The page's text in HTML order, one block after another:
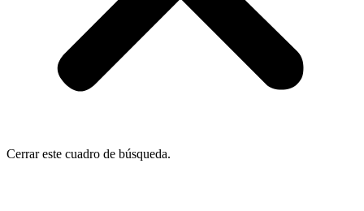
Cerrar este cuadro de búsqueda.